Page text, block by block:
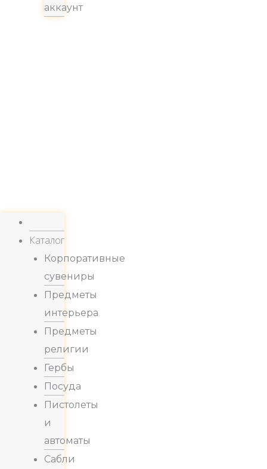
аккаунт
Каталог
Корпоративные
сувениры
Предметы
интерьера
Предметы
религии
Гербы
Посуда
Пистолеты
и
автоматы
Сабли